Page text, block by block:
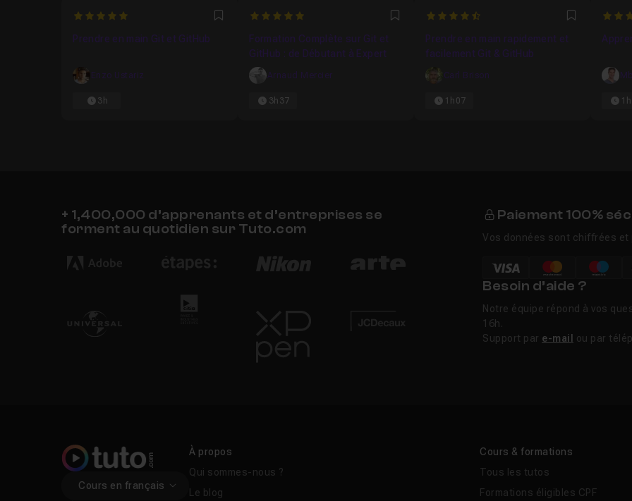
5 Favori
Prendre en main Git et GitHub
Enzo Ustariz
3h
5 Favori
Formation Complète sur Git et
GitHub : de Débutant à Expert
Arnaud Mercier
3h37
4.9333333333333 Favori
Prendre en main rapidement et
facilement Git & GitHub
Carl Brison
1h07
4.25
+ 1,400,000 d’apprenants et d’entreprises se
forment au quotidien sur Tuto.com
Paiement 100%
Vos données sont chiffrées
Besoin d’aide ?
Notre équipe répond à vos
16h.
Support par e-mail ou par
Cours en français
À propos
Qui sommes-nous ?
Le blog
Cours & formations
Tous les tutos
Formations éligibles CPF